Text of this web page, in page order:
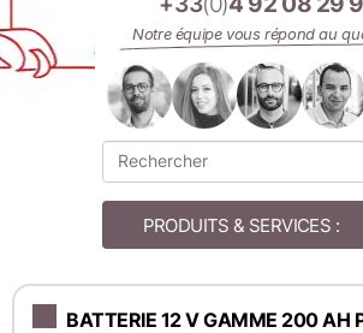
Notre équipe vous répond au
BATTERIE 12 V GAMME 200 AH